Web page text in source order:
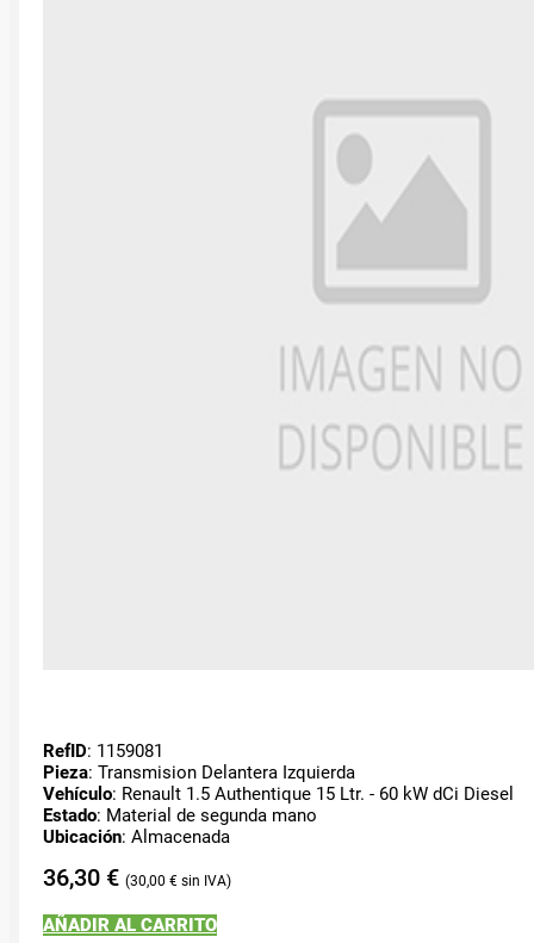
RefID: 1159081
Pieza: Transmision Delantera Izquierda
Vehículo: Renault 1.5 Authentique 15 Ltr. - 60 kW dCi Diesel
Estado: Material de segunda mano
Ubicación: Almacenada
36,30 € 30,00 €
AÑADIR AL CARRITO